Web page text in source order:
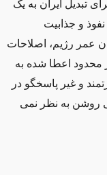
تبدیل ایران به یک
و جذابیت
عمر رژیم، اصلاحات
محدود اعطا شده به
و غیر پاسخگو در
روشن به نظر نمی